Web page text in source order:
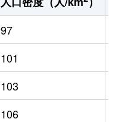
97
101
103
106